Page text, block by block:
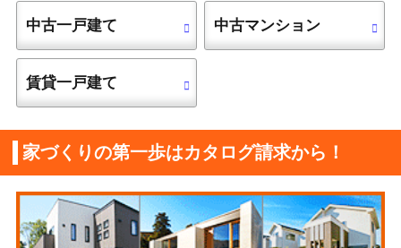
中古一戸建て 中古マンション
賃貸一戸建て
家づくりの第一歩はカタログ請求から！